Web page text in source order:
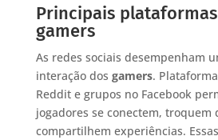
Principais
gamers
As redes sociais desempenham
interação dos gamers.
Reddit e grupos no Facebook
jogadores se conectem, troquem
compartilhem experiências.